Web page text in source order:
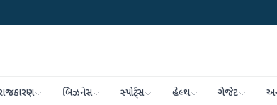
બિઝનેસ સ્પોર્ટ્સ હેલ્થ ગેજેટ